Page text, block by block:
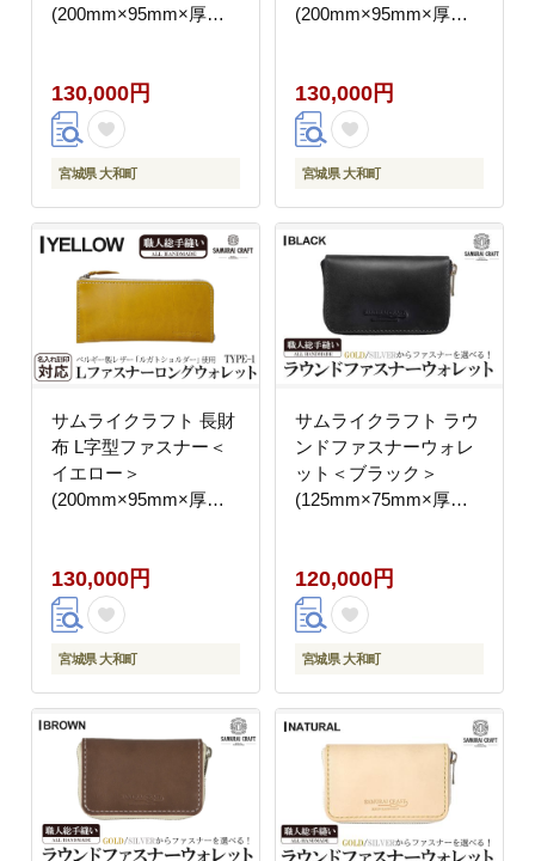
(200mm×95mm×厚み
サイフ 名入れ ギフト
ルガトショルダー 本格
シンプル ファッション
日本製 手縫い ハンドメ
式会社Stand Field】
ta274-red
130,000円
宮城県 大和町
(200mm×95mm×厚み
サイフ 名入れ ギフト
ルガトショルダー 本格
シンプル ファッション
日本製 手縫い ハンドメ
式会社Stand Field】
ta274-wine
130,000円
宮城県 大和町
サムライクラフト 長財
布 L字型ファスナー＜
イエロー＞
(200mm×95mm×厚み
サイフ 名入れ ギフト
ルガトショルダー 本格
シンプル ファッション
日本製 手縫い ハンドメ
式会社Stand Field】
ta274-yellow
130,000円
宮城県 大和町
サムライクラフト ラウ
ンドファスナーウォレ
ット＜ブラック＞
(125mm×75mm×厚み
サイフ ギフト 日本製
手縫い ハンドメイド フ
ァッション 小物
Samurai Craft【株式会
black
120,000円
宮城県 大和町